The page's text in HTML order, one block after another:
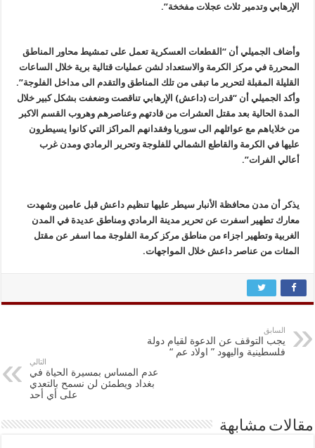
الإرهابي وتدمير ثلاث عجلات مفخخة”.
وأضاف الجميلي أن “القطعات العسكرية تعمل على تمشيط محاور المناطق
المحررة في مركز الكرمة والاستعداد لشن عمليات قتالية برية خلال الساعات
القليلة المقبلة لتحرير ما تبقى من تلك المناطق والتقدم الى مداخل الفلوجة”.
وأكد الجميلي أن “قدرات (داعش) الإرهابي تناقصت وضعفت بشكل كبير خلال
المدة الحالية بعد مقتل العشرات من قادتهم وعناصرهم وهروب القسم الاكبر
من خلاياهم مع عوائلهم الى سوريا وفقدانهم المراكز التي كانوا يسيطرون
عليها في الكرمة والقاطع الشمالي للفلوجة وتحرير الرمادي ومدن غرب
أعالي الفرات”.
يذكر أن مدن محافظة الأنبار سيطر عليها تنظيم داعش قبل عامين وشهدت
معارك تطهير اسفرت عن تحرير مدينة الرمادي ومناطق عديدة في المدن
الغربية وتطهير اجزاء من مناطق مركز كرمة الفلوجة مما اسفر عن مقتل
المئات من عناصر داعش خلال المواجهات.
السابق
يجب التوقف عن الدعوة لقيام دولة
فلسطينية واليهود ” اولاد عم “
التالي
عدم المساس بمسيرة الحياة في
بغداد ويطمئن لن نسمح بالتعدي
على أي أحد
مقالات مشابهة